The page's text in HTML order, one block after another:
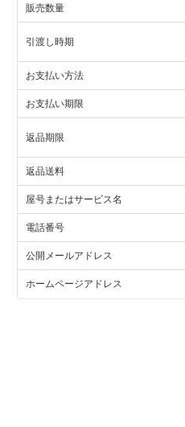
販売数量
引渡し時期
お支払い方法
お支払い期限
返品期限
返品送料
屋号またはサービス名
電話番号
公開メールアドレス
ホームページアドレス